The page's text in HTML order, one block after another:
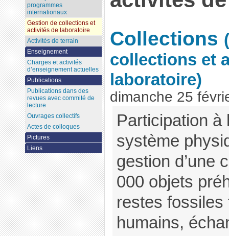
Collections
collections et
laboratoire)
dimanche 25
Participation à
système
gestion d’une
000 objets
restes fossiles
humains,
programmes
internationaux
Gestion de collections et
activités de laboratoire
Activités de terrain
Enseignement
Charges et activités
d’enseignement actuelles
Publications
Publications dans des
revues avec commité de
lecture
Ouvrages collectifs
Actes de colloques
Pictures
Liens